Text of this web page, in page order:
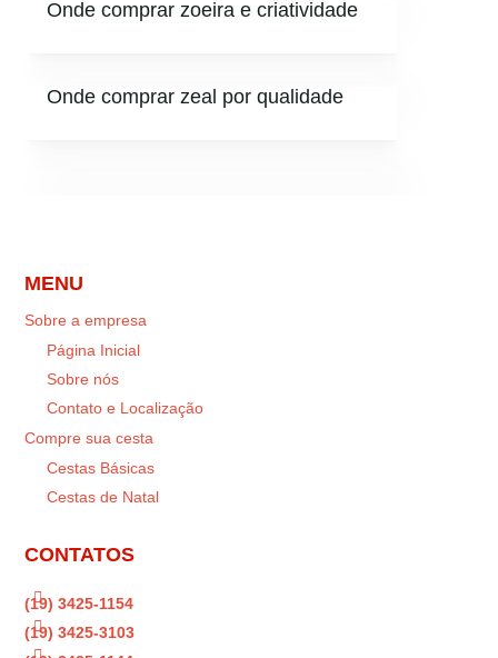
Onde comprar zoeira e criatividade
Onde comprar zeal por qualidade
MENU
Sobre a empresa
Página Inicial
Sobre nós
Contato e Localização
Compre sua cesta
Cestas Básicas
Cestas de Natal
CONTATOS

(19) 3425-1154

(19) 3425-3103